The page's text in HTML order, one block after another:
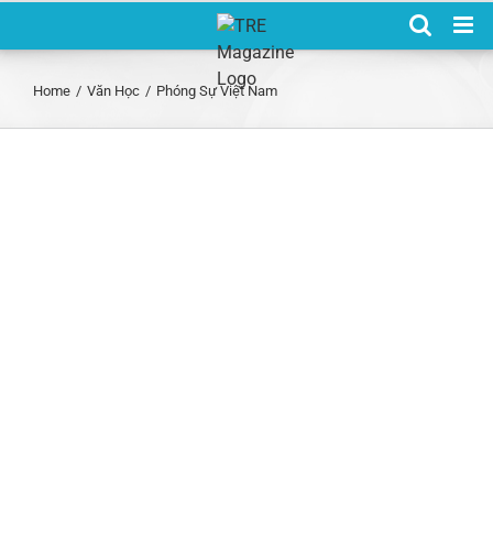
Home / Văn Học / Phóng Sự Việt Nam